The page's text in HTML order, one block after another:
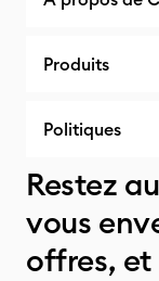
Produits
Politiques
Restez
vous
offres, et